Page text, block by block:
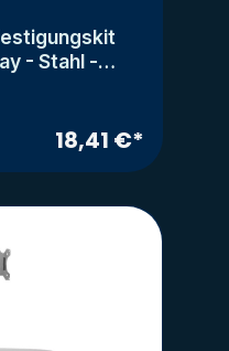
- Stahl -
18,41 €*